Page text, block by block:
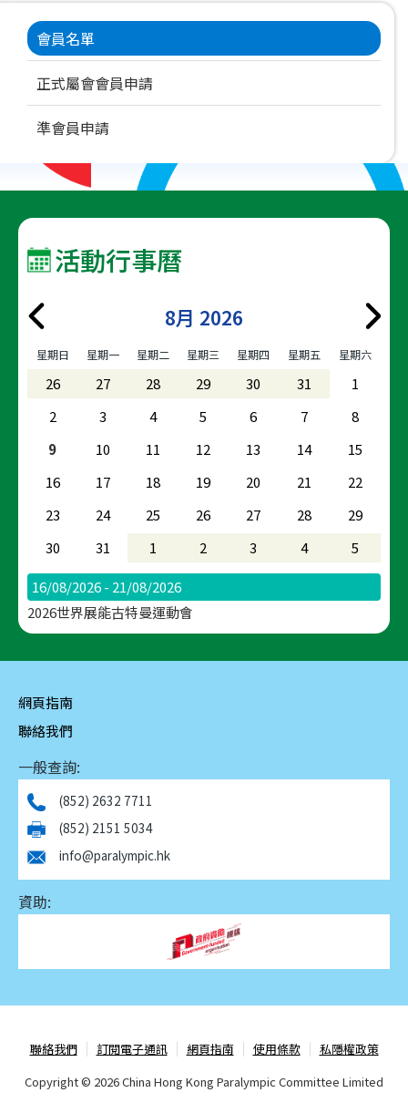
Main
navigation
會員名單
正式屬會會員申請
準會員申請
活動行事曆
8月 2026
星期日 星期一 星期二 星期三 星期四 星期五 星期六
26 27 28 29 30 31
1
2
3 4 5 6 7
8
9
10 11 12 13 14
15
16
17 18 19 20 21
22
23
24 25 26 27 28
29
30
31 1 2 3 4 5
16/08/2026 - 21/08/2026
2026世界展能古特曼運動會
網頁指南
聯絡我們
一般查詢:
(852) 2632 7711
(852) 2151 5034
info@paralympic.hk
資助:
聯絡我們 訂閱電子通訊 網頁指南 使用條款
私隱權政策
Copyright © 2026 China Hong Kong Paralympic Committee Limited